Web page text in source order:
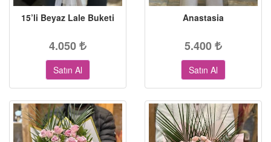
15’li Beyaz Lale Buketi
4.050
Satın Al
Anastasia
5.400
Satın Al